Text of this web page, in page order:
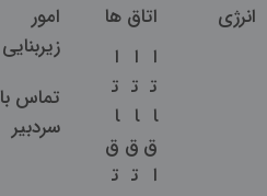
انرژی
اتاق ها
ا
ت
ا
ق
ا
ا
ت
ا
ق
ت
ا
ت
ا
ق
ت
امور
زیربنایی
تماس با
سردبیر